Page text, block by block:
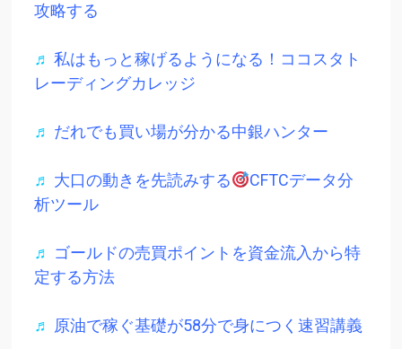
攻略する
♬ 私はもっと稼げるようになる！ココスタト
レーディングカレッジ
♬ だれでも買い場が分かる中銀ハンター
♬ 大口の動きを先読みする
CFTCデータ分
析ツール
♬ ゴールドの売買ポイントを資金流入から特
定する方法
♬ 原油で稼ぐ基礎が58分で身につく速習講義